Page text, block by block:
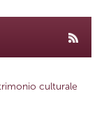
culturale